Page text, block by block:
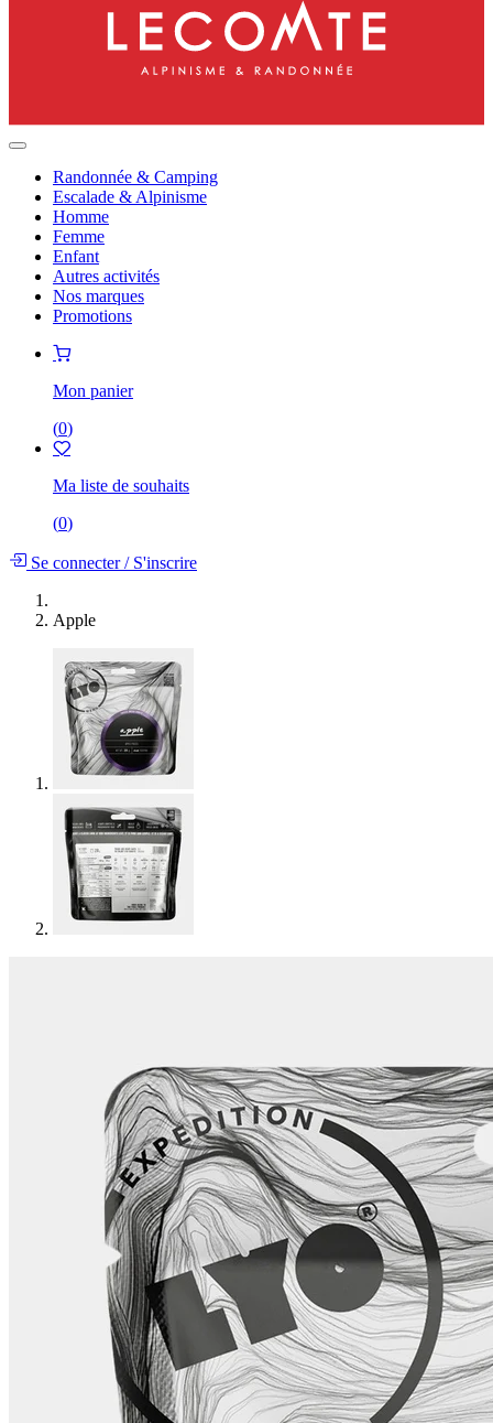
Randonnée & Camping
Escalade & Alpinisme
Homme
Femme
Enfant
Autres activités
Nos marques
Promotions
Mon panier
(0)
Ma liste de souhaits
(0)
Se connecter/S'inscrire
Apple